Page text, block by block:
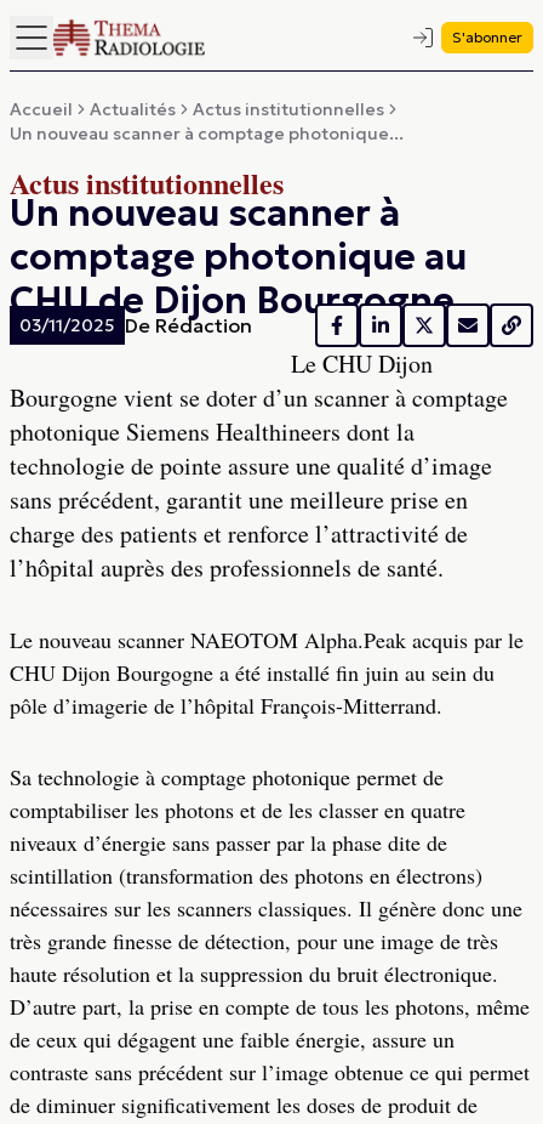
S'abonner
Accueil Actualités
Actus institutionnelles
Un nouveau scanner à comptage photonique...
Actus institutionnelles
Un nouveau scanner à
comptage photonique au
CHU de Dijon Bourgogne
03/11/2025 De Rédaction
Le CHU Dijon
Bourgogne vient se doter d’un scanner à comptage
photonique Siemens Healthineers dont la
technologie de pointe assure une qualité d’image
sans précédent, garantit une meilleure prise en
charge des patients et renforce l’attractivité de
l’hôpital auprès des professionnels de santé.
Le nouveau scanner NAEOTOM Alpha.Peak acquis par le
CHU Dijon Bourgogne a été installé fin juin au sein du
pôle d’imagerie de l’hôpital François-Mitterrand.
Sa technologie à comptage photonique permet de
comptabiliser les photons et de les classer en quatre
niveaux d’énergie sans passer par la phase dite de
scintillation (transformation des photons en électrons)
nécessaires sur les scanners classiques. Il génère donc une
très grande finesse de détection, pour une image de très
haute résolution et la suppression du bruit électronique.
D’autre part, la prise en compte de tous les photons, même
de ceux qui dégagent une faible énergie, assure un
contraste sans précédent sur l’image obtenue ce qui permet
de diminuer significativement les doses de produit de